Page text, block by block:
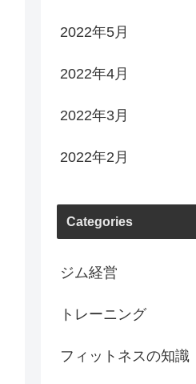
2022年5月
2022年4月
2022年3月
2022年2月
Categories
ジム経営
トレーニング
フィットネスの知識